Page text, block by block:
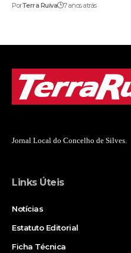
PorTerra Ruiva 7 anos atrás
Jornal Local do Concelho de Silves.
Links Úteis
Notícias
Estatuto Editorial
Ficha Técnica